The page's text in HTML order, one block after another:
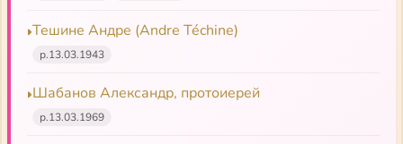
Тешине Андре (Andrе Téchinе)
р.13.03.1943
Шабанов Александр, протоиерей
р.13.03.1969